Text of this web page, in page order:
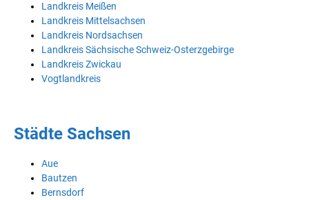
Landkreis Meißen
Landkreis Mittelsachsen
Landkreis Nordsachsen
Landkreis Sächsische Schweiz-Osterzgebirge
Landkreis Zwickau
Vogtlandkreis
Städte Sachsen
Aue
Bautzen
Bernsdorf